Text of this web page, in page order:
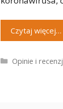
Czytaj więcej…
Kategorie
Opinie i